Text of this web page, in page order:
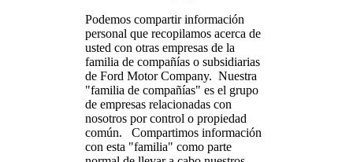
Podemos compartir información
personal que recopilamos acerca de
usted con otras empresas de la
familia de compañías o subsidiarias
de Ford Motor Company. Nuestra
"familia de compañías" es el grupo
de empresas relacionadas con
nosotros por control o propiedad
común. Compartimos información
con esta "familia" como parte